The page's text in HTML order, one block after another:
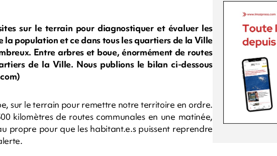
sur le terrain pour diagnostiquer et évaluer les
la population et ce dans tous les quartiers de la Ville
Entre arbres et boue, énormément de routes
de la Ville. Nous publions le bilan ci-dessous
sur le terrain pour remettre notre territoire en ordre.
kilomètres de routes communales en une matinée,
propre pour que les habitant.e.s puissent reprendre